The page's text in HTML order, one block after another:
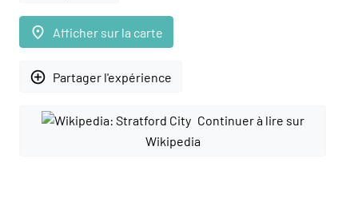
place Afficher sur la carte
add_circle_outline Partager l'expérience
Continuer à lire sur
Wikipedia